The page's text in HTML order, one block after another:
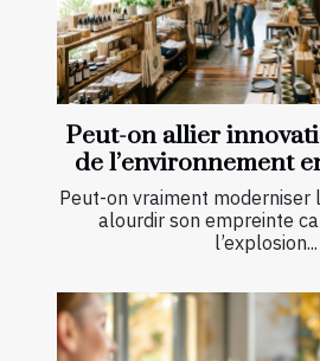
Peut-on allier
de l’environnement
Peut-on vraiment moderniser
alourdir son empreinte
l’explosion...